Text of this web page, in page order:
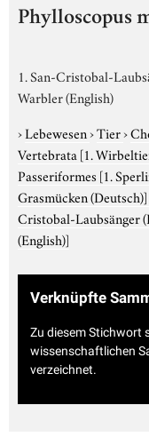
Phylloscopus
1. San-Cristobal-
Warbler (English)
›Lebewesen›Tier›
Vertebrata [1.
Passeriformes [1.
Grasmücken (Deutsch)]
Cristobal-Laubsänger
(English)]
Verknüpfte
Zu diesem Stichwort
wissenschaftlichen
verzeichnet.